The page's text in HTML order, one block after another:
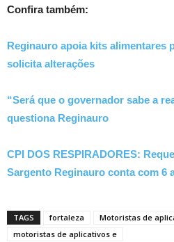
Confira também:
Reginauro apoia kits alimentares
solicita alterações
“Será que o governador sabe a
questiona Reginauro
CPI DOS RESPIRADORES:
Sargento Reginauro conta com 6
TAGS fortaleza
Motoristas de
motoristas de aplicativos e